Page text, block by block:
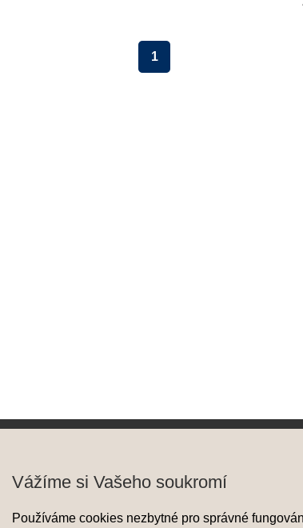
1
Vážíme si Vašeho soukromí
Používáme cookies nezbytné pro správné